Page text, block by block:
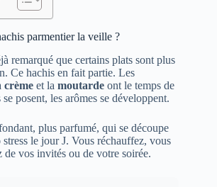
parmentier la veille ?
remarqué que certains plats sont plus
Ce hachis en fait partie. Les
crème et la moutarde ont le temps de
posent, les arômes se développent.
plus parfumé, qui se découpe
le jour J. Vous réchauffez, vous
de vos invités ou de votre soirée.